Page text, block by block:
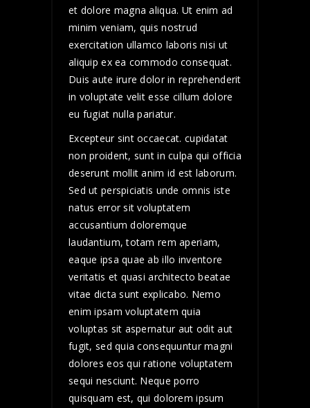
et dolore magna aliqua. Ut enim ad
minim veniam, quis nostrud
exercitation ullamco laboris nisi ut
aliquip ex ea commodo consequat.
Duis aute irure dolor in reprehenderit
in voluptate velit esse cillum dolore
eu fugiat nulla pariatur.
Excepteur sint occaecat. cupidatat
non proident, sunt in culpa qui officia
deserunt mollit anim id est laborum.
Sed ut perspiciatis unde omnis iste
natus error sit voluptatem
accusantium doloremque
laudantium, totam rem aperiam,
eaque ipsa quae ab illo inventore
veritatis et quasi architecto beatae
vitae dicta sunt explicabo. Nemo
enim ipsam voluptatem quia
voluptas sit aspernatur aut odit aut
fugit, sed quia consequuntur magni
dolores eos qui ratione voluptatem
sequi nesciunt. Neque porro
quisquam est, qui dolorem ipsum